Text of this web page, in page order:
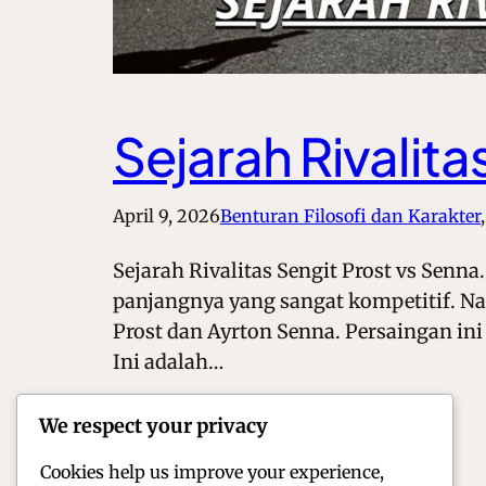
Sejarah
April 9, 2026Benturan Filosofi dan Karakter
Sejarah Rivalitas Sengit Prost vs
panjangnya yang sangat kompetitif.
Prost dan Ayrton Senna. Persaingan
Ini adalah…
We respect your privacy
Cookies help us improve your experience,